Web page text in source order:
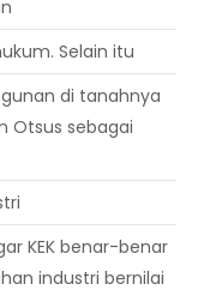
Selain itu
di tanahnya
Otsus sebagai
KEK benar-benar
industri bernilai